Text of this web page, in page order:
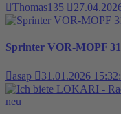
Thomas135
Sprinter VOR-MOPF
asap 31.01.2026